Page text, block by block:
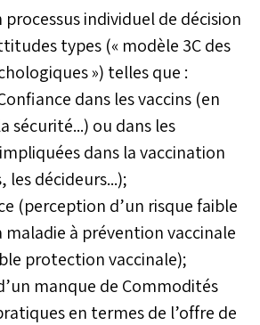
processus individuel de décision
types (« modèle 3C des
») telles que :
dans les vaccins (en
sécurité...) ou dans les
dans la vaccination
les décideurs...);
(perception d’un risque faible
maladie à prévention vaccinale
protection vaccinale);
manque de Commodités
en termes de l’offre de